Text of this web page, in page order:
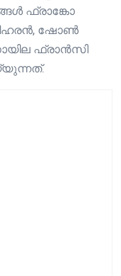
ഫ്രാങ്കോ
ഷോൺ
ഫ്രാൻസി